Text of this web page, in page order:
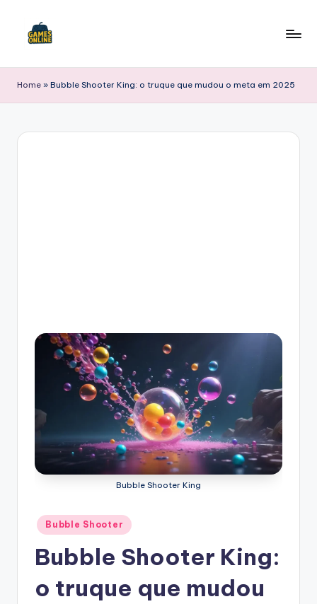
B
Home » Bubble Shooter King: o truque que mudou o meta em 2025
Bubble Shooter King
Posted
in
Bubble Shooter
Bubble Shooter King:
o truque que mudou